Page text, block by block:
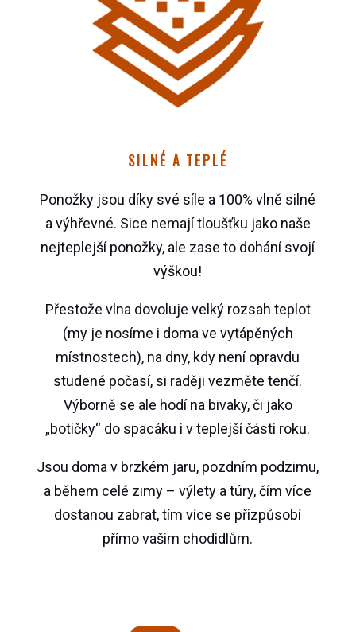
SILNÉ A TEPLÉ
Ponožky jsou díky své síle a 100% vlně silné
a výhřevné. Sice nemají tloušťku jako naše
nejteplejší ponožky, ale zase to dohání svojí
výškou!
Přestože vlna dovoluje velký rozsah teplot
(my je nosíme i doma ve vytápěných
místnostech), na dny, kdy není opravdu
studené počasí, si raději vezměte tenčí.
Výborně se ale hodí na bivaky, či jako
„botičky“ do spacáku i v teplejší části roku.
Jsou doma v brzkém jaru, pozdním podzimu,
a během celé zimy – výlety a túry, čím více
dostanou zabrat, tím více se přizpůsobí
přímo vašim chodidlům.